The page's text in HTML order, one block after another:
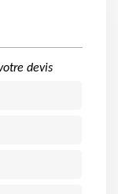
devis